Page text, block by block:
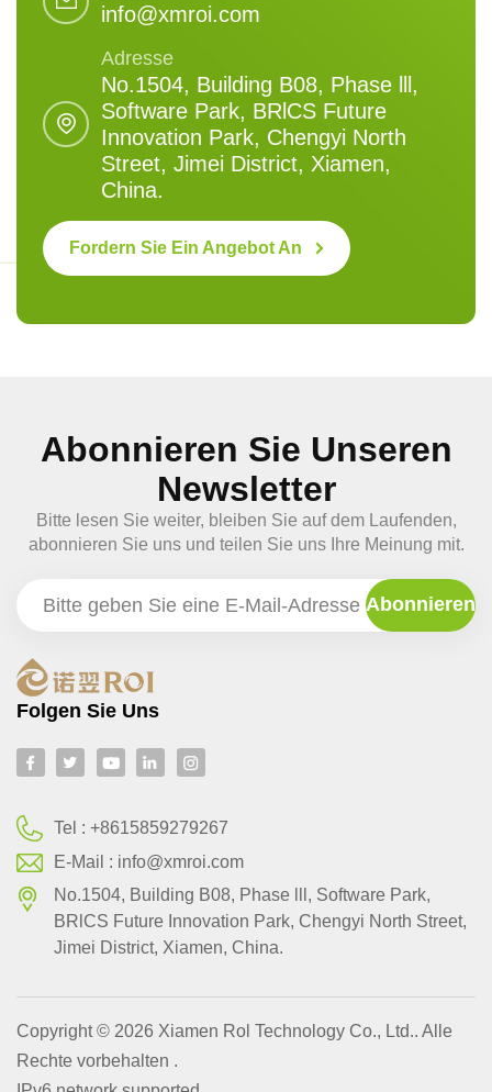
info@xmroi.com
Adresse
No.1504, Building B08, Phase lll,
Software Park, BRlCS Future
Innovation Park, Chengyi North
Street, Jimei District, Xiamen,
China.
Fordern Sie Ein Angebot An
Abonnieren Sie Unseren
Newsletter
Bitte lesen Sie weiter, bleiben Sie auf dem Laufenden,
abonnieren Sie uns und teilen Sie uns Ihre Meinung mit.
Folgen Sie Uns
Tel :+8615859279267
E-Mail : info@xmroi.com
No.1504, Building B08, Phase lll, Software Park,
BRlCS Future Innovation Park, Chengyi North Street,
Jimei District, Xiamen, China.
Copyright © 2026 Xiamen Rol Technology Co., Ltd.. Alle
Rechte vorbehalten .